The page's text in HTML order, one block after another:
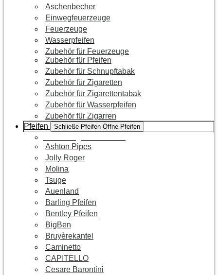
Aschenbecher
Einwegfeuerzeuge
Feuerzeuge
Wasserpfeifen
Zubehör für Feuerzeuge
Zubehör für Pfeifen
Zubehör für Schnupftabak
Zubehör für Zigaretten
Zubehör für Zigarettentabak
Zubehör für Wasserpfeifen
Zubehör für Zigarren
Pfeifen
Schließe Pfeifen Öffne Pfeifen
Ashton Pipes
Jolly Roger
Molina
Tsuge
Auenland
Barling Pfeifen
Bentley Pfeifen
BigBen
Bruyèrekantel
Caminetto
CAPITELLO
Cesare Barontini